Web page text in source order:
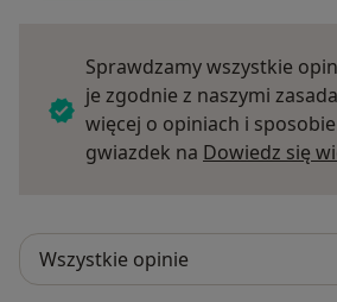
Sprawdzamy wszystkie
je zgodnie z naszymi
więcej o opiniach i
gwiazdek na Dowiedz się